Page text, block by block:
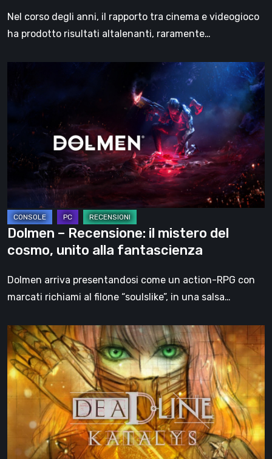
tra
cinema
videogioco
Nel corso degli anni, il rapporto tra cinema e videogioco
ha prodotto risultati altalenanti, raramente…
Recensione:
mistero
cosmo,
unito
fantascienza
Dolmen – Recensione: il mistero del
cosmo, unito alla fantascienza
Dolmen arriva presentandosi come un action-RPG con
marcati richiami al filone “soulslike”, in una salsa…
DEADLINE
KATALYS
è
uno
videogiochi
indipendenti